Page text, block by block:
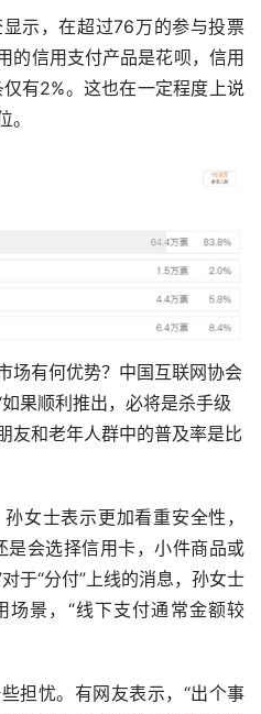
示，在超过76万的参与投票
的信用支付产品是花呗，信用
有2%。这也在一定程度上说
场有何优势？中国互联网协会
果顺利推出，必将是杀手级
友和老年人群中的普及率是比
女士表示更加看重安全性，
是会选择信用卡，小件商品或
于“分付”上线的消息，孙女士
场景，“线下支付通常金额较
担忧。有网友表示，“出个事